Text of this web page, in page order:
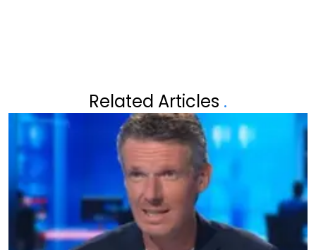
Related Articles .